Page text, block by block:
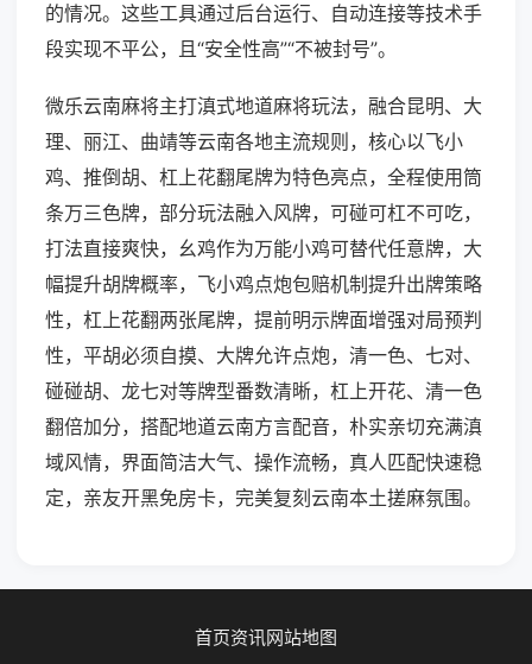
的情况。这些工具通过后台运行、自动连接等技术手
段实现不平公，且“安全性高”“不被封号”。
微乐云南麻将主打滇式地道麻将玩法，融合昆明、大
理、丽江、曲靖等云南各地主流规则，核心以飞小
鸡、推倒胡、杠上花翻尾牌为特色亮点，全程使用筒
条万三色牌，部分玩法融入风牌，可碰可杠不可吃，
打法直接爽快，幺鸡作为万能小鸡可替代任意牌，大
幅提升胡牌概率，飞小鸡点炮包赔机制提升出牌策略
性，杠上花翻两张尾牌，提前明示牌面增强对局预判
性，平胡必须自摸、大牌允许点炮，清一色、七对、
碰碰胡、龙七对等牌型番数清晰，杠上开花、清一色
翻倍加分，搭配地道云南方言配音，朴实亲切充满滇
域风情，界面简洁大气、操作流畅，真人匹配快速稳
定，亲友开黑免房卡，完美复刻云南本土搓麻氛围。
首页资讯网站地图